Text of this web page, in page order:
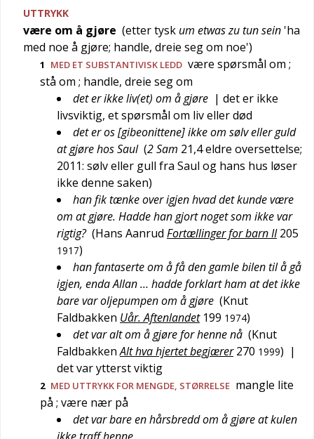
UTTRYKK
være om å gjøre (ettertysk um etwas zu tun sein 'ha
med noe å gjøre; handle, dreie seg om noe')
1 MED ET SUBSTANTIVISK LEDD være spørsmål om ;
stå om ; handle, dreie seg om
det er ikke liv(et) om å gjøre | det er ikke
livsviktig, et spørsmål om liv eller død
det er os [gibeonittene] ikke om sølv eller guld
at gjøre hos Saul (2 Sam 21,4 eldre oversettelse;
2011: sølv eller gull fra Saul og hans hus løser
ikke denne saken)
han fik tænke over igjen hvad det kunde være
om at gjøre. Hadde han gjort noget som ikke var
rigtig? (Hans Aanrud Fortællinger for barn II 205
1917)
han fantaserte om å få den gamle bilen til å gå
igjen, enda Allan … hadde forklart ham at det ikke
bare var oljepumpen om å gjøre (Knut
Faldbakken Uår. Aftenlandet 199 1974)
det var alt om å gjøre for henne nå (Knut
Faldbakken Alt hva hjertet begjærer 270 1999) |
det var ytterst viktig
2 MED UTTRYKK FOR MENGDE, STØRRELSE mangle lite
på ; være nær på
det var bare en hårsbredd om å gjøre at kulen